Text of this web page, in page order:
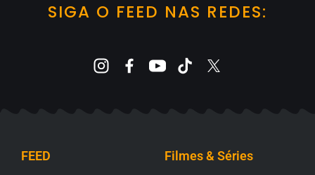
SIGA O FEED NAS REDES:
FEED Filmes & Séries